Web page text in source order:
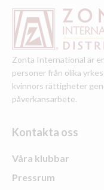
Zonta International är
personer från olika
kvinnors rättigheter
påverkansarbete.
Kontakta oss
Våra klubbar
Pressrum